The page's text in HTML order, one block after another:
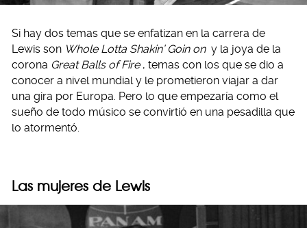
Si hay dos temas que se enfatizan en la carrera de
Lewis son Whole Lotta Shakin’ Goin on y la joya de la
corona Great Balls of Fire , temas con los que se dio a
conocer a nivel mundial y le prometieron viajar a dar
una gira por Europa. Pero lo que empezaría como el
sueño de todo músico se convirtió en una pesadilla que
lo atormentó.
Las mujeres de Lewis